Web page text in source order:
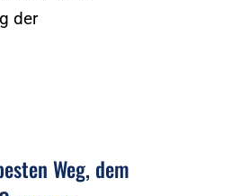
der
Weg, dem